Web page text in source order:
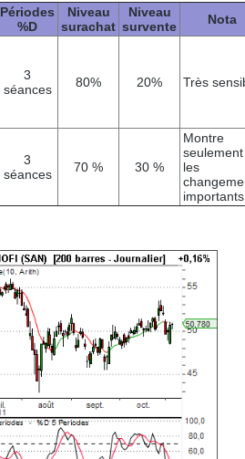
Périodes
%D
Niveau
surachat
Niveau
survente
Nota
3
séances
80% 20% Très
3
séances
70 % 30 %
Montre
seulement
les
importants